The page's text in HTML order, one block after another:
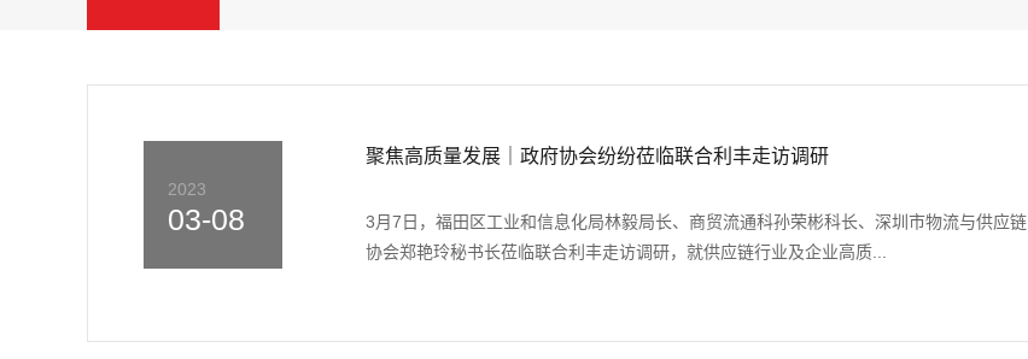
2023
03-08
聚焦高质量发展｜政府协会纷纷莅临联合利丰走访调研
3月7日，福田区工业和信息化局林毅局长、商贸流通科孙荣彬科长、深圳市物流与供应链
协会郑艳玲秘书长莅临联合利丰走访调研，就供应链行业及企业高质...